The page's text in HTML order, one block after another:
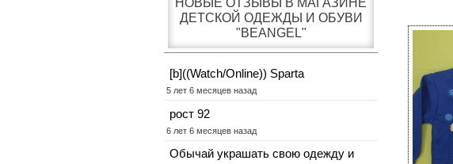
НОВЫЕ ОТЗЫВЫ В МАГАЗИНЕ
ДЕТСКОЙ ОДЕЖДЫ И ОБУВИ
"BEANGEL"
[b]((Watch/Online)) Sparta
5 лет 6 месяцев назад
рост 92
6 лет 6 месяцев назад
Обычай украшать свою одежду и